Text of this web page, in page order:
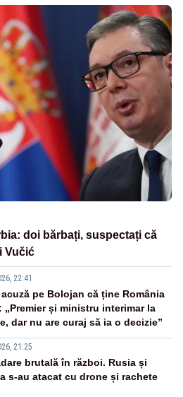
doi bărbați, suspectați că
Vučić
22:41
pe Bolojan că ține România
„Premier și ministru interimar la
dar nu are curaj să ia o decizie”
21:25
brutală în război. Rusia și
s-au atacat cu drone și rachete